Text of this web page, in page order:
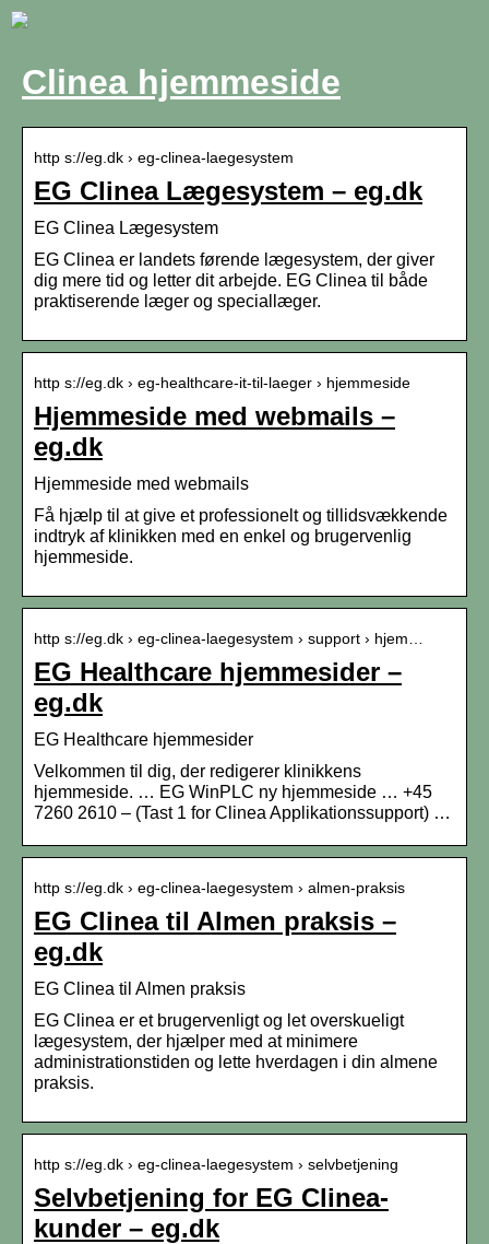
Clinea hjemmeside
http s://eg.dk › eg-clinea-laegesystem
EG Clinea Lægesystem – eg.dk
EG Clinea Lægesystem
EG Clinea er landets førende lægesystem, der giver
dig mere tid og letter dit arbejde. EG Clinea til både
praktiserende læger og speciallæger.
http s://eg.dk › eg-healthcare-it-til-laeger › hjemmeside
Hjemmeside med webmails –
eg.dk
Hjemmeside med webmails
Få hjælp til at give et professionelt og tillidsvækkende
indtryk af klinikken med en enkel og brugervenlig
hjemmeside.
http s://eg.dk › eg-clinea-laegesystem › support › hjem…
EG Healthcare hjemmesider –
eg.dk
EG Healthcare hjemmesider
Velkommen til dig, der redigerer klinikkens
hjemmeside. … EG WinPLC ny hjemmeside … +45
7260 2610 – (Tast 1 for Clinea Applikationssupport) …
http s://eg.dk › eg-clinea-laegesystem › almen-praksis
EG Clinea til Almen praksis –
eg.dk
EG Clinea til Almen praksis
EG Clinea er et brugervenligt og let overskueligt
lægesystem, der hjælper med at minimere
administrationstiden og lette hverdagen i din almene
praksis.
http s://eg.dk › eg-clinea-laegesystem › selvbetjening
Selvbetjening for EG Clinea-
kunder – eg.dk